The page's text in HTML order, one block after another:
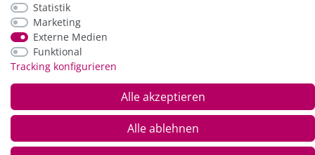
*Alle Preise inkl. der gesetzl. MwSt. zzgl.
und Versandkosten
Statistik
Marketing
Externe Medien
Funktional
Tracking konfigurieren
Alle akzeptieren
Alle ablehnen
© Copyright 2026 Alle Rechte vorbehalten. |webshop by